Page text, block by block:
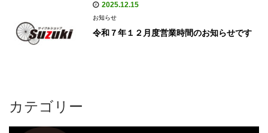
2025.12.15
お知らせ
令和７年１２月度営業時間のお知らせです
カテゴリー